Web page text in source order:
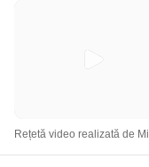
Rețetă video realizată de